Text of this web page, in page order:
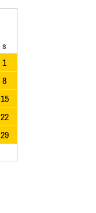
s
1
8
15
22
29